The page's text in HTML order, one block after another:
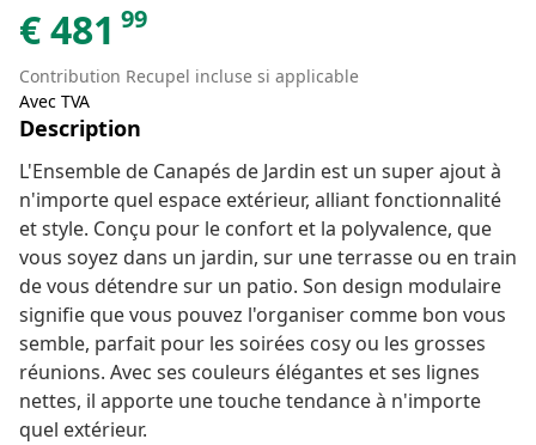
€481 99
Contribution Recupel incluse si applicable
Avec TVA
Description
L'Ensemble de Canapés de Jardin est un super ajout à
n'importe quel espace extérieur, alliant fonctionnalité
et style. Conçu pour le confort et la polyvalence, que
vous soyez dans un jardin, sur une terrasse ou en train
de vous détendre sur un patio. Son design modulaire
signifie que vous pouvez l'organiser comme bon vous
semble, parfait pour les soirées cosy ou les grosses
réunions. Avec ses couleurs élégantes et ses lignes
nettes, il apporte une touche tendance à n'importe
quel extérieur.